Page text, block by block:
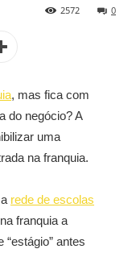
0
2572
, mas fica com
do negócio? A
uma
na franquia.
rede de escolas
franquia a
antes